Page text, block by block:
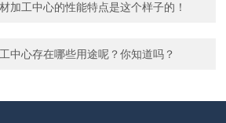
加工中心的性能特点是这个样子的！
中心存在哪些用途呢？你知道吗？